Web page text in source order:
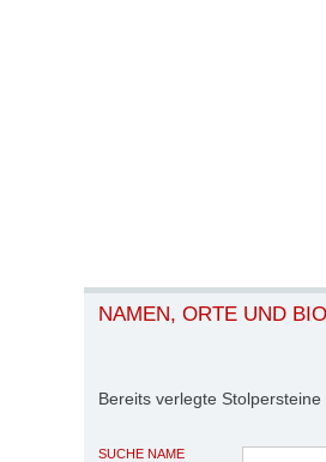
NAMEN, ORTE UND
Bereits verlegte Stolpersteine
SUCHE NAME